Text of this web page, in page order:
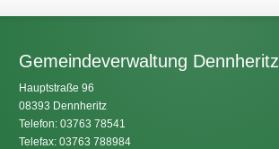
Gemeindeverwaltung Dennheritz
Hauptstraße 96
08393 Dennheritz
Telefon: 03763 78541
Telefax: 03763 788984